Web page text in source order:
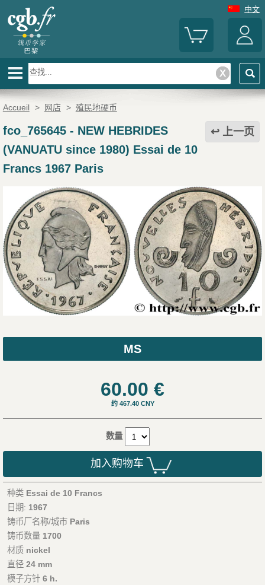
中文
Accueil > 网店 > 殖民地硬币
上一页
fco_765645- NEW HEBRIDES
(VANUATU since 1980) Essai de 10
Francs 1967 Paris
MS
60.00 €
约 467.40 CNY
数量
加入购物车
种类 Essai de 10 Francs
日期: 1967
铸币厂名称/城市 Paris
铸币数量 1700
材质 nickel
直径 24 mm
模子方针 6 h.